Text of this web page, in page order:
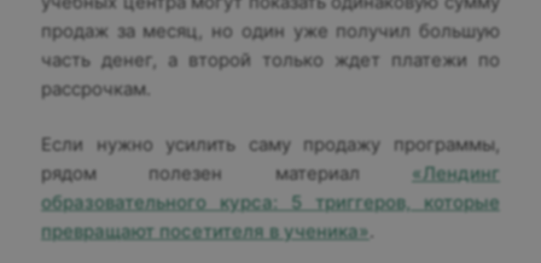
продаж за месяц, но один уже получил большую
часть денег, а второй только ждет платежи по
рассрочкам.
Если нужно усилить саму продажу программы,
рядом полезен материал «Лендинг
образовательного курса: 5 триггеров, которые
превращают посетителя в ученика»